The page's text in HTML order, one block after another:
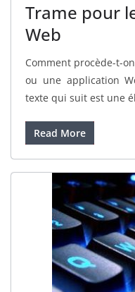
Trame pour
Web
Comment procède-t-
ou une application
texte qui suit est une
Read More